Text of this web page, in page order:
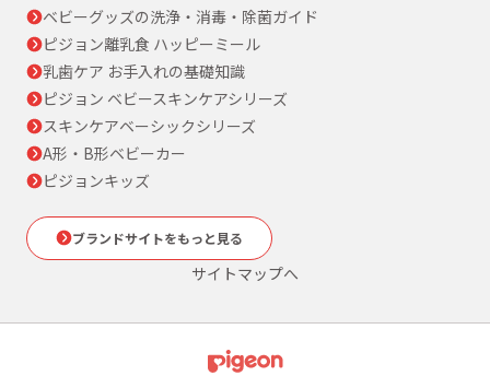
ベビーグッズの洗浄・消毒・除菌ガイド
ピジョン離乳食 ハッピーミール
乳歯ケア お手入れの基礎知識
ピジョン ベビースキンケアシリーズ
スキンケアベーシックシリーズ
A形・B形ベビーカー
ピジョンキッズ
ブランドサイトをもっと見る
サイトマップへ